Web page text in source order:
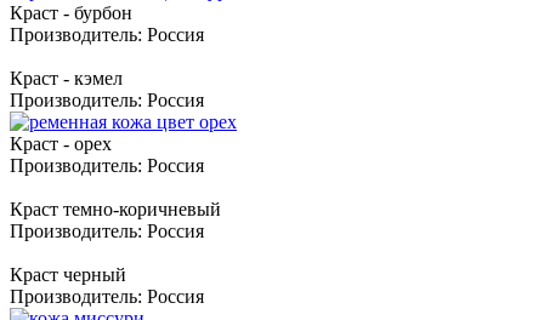
Краст - бурбон
Производитель: Россия
Краст - кэмел
Производитель: Россия
Краст - орех
Производитель: Россия
Краст темно-коричневый
Производитель: Россия
Краст черный
Производитель: Россия